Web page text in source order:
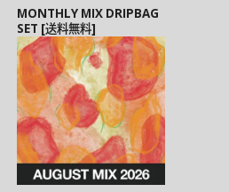
MONTHLY MIX DRIPBAG
SET [送料無料]